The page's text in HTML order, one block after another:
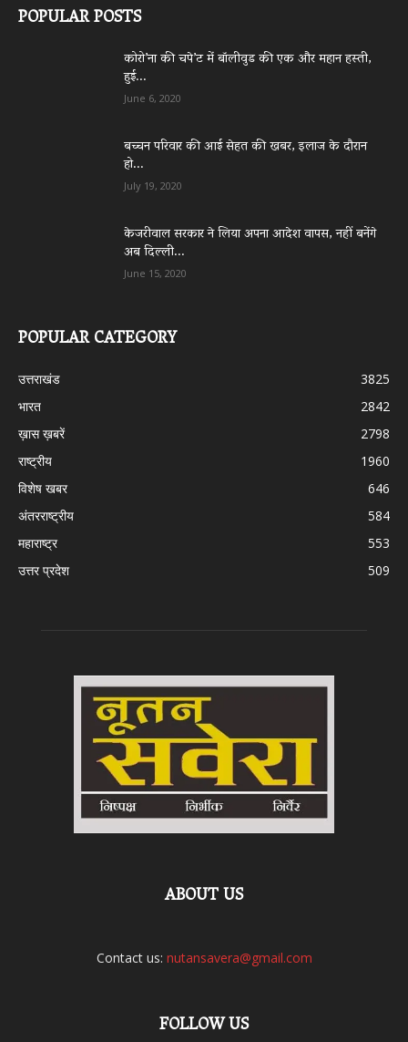
POPULAR POSTS
कोरो’ना की चपे’ट में बॉलीवुड की एक और महान हस्ती,
हुई...
June 6, 2020
बच्चन परिवार की आई सेहत की खबर, इलाज के दौरान
हो...
July 19, 2020
केजरीवाल सरकार ने लिया अपना आदेश वापस, नहीं बनेंगे
अब दिल्ली...
June 15, 2020
POPULAR CATEGORY
उत्तराखंड
3825
भारत
2842
ख़ास ख़बरें
2798
राष्ट्रीय
1960
विशेष खबर
646
अंतरराष्ट्रीय
584
महाराष्ट्र
553
उत्तर प्रदेश
509
ABOUT US
Contact us: nutansavera@gmail.com
FOLLOW US